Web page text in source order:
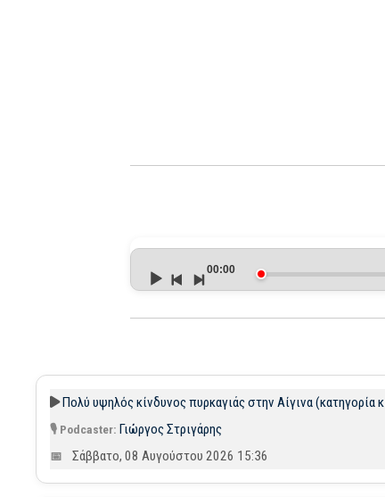
Player
00:00
Πολύ υψηλός κίνδυνος πυρκαγιάς στην Αίγινα
Γιώργος Στριγάρης
Σάββατο, 08 Αυγούστου 2026 15:36